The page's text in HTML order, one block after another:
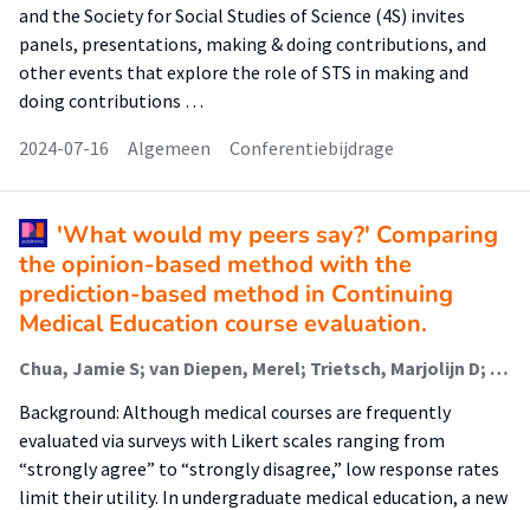
and the Society for Social Studies of Science (4S) invites
panels, presentations, making & doing contributions, and
other events that explore the role of STS in making and
doing contributions …
2024-07-16
Algemeen Conferentiebijdrage
'What would my peers say?' Comparing
the opinion-based method with the
prediction-based method in Continuing
Medical Education course evaluation.
Chua, Jamie S; van Diepen, Merel; Trietsch, Marjolijn D; Dekker, Friedo W; Schönrock-Adema, Johanna; Bustraan, Jacqueline
Background: Although medical courses are frequently
evaluated via surveys with Likert scales ranging from
“strongly agree” to “strongly disagree,” low response rates
limit their utility. In undergraduate medical education, a new